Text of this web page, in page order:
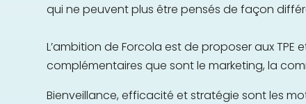
qui ne peuvent plus être pensés de façon
L’ambition de Forcola est de proposer aux
complémentaires que sont le marketing, la
Bienveillance, efficacité et stratégie sont les